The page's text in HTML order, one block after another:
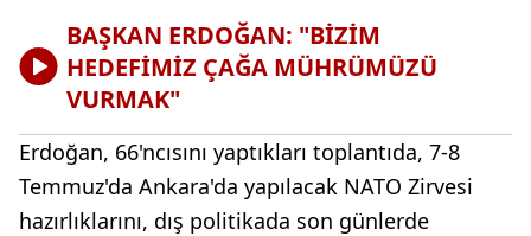
BAŞKAN ERDOĞAN: "BİZİM
HEDEFİMİZ ÇAĞA MÜHRÜMÜZÜ
VURMAK"
Erdoğan, 66'ncısını yaptıkları toplantıda, 7-8
Temmuz'da Ankara'da yapılacak NATO Zirvesi
hazırlıklarını, dış politikada son günlerde